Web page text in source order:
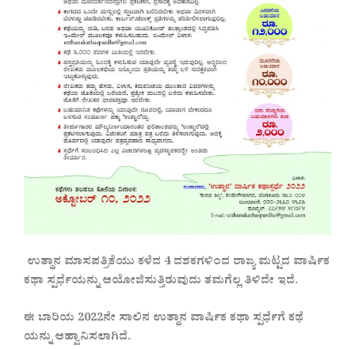
ಉತ್ಥಾನ ಮಾಸಪತ್ರಿಕೆಯು ಕಳೆದ 4 ದಶಕಗಳಿಂದ ರಾಜ್ಯ ಮಟ್ಟದ ವಾರ್ಷಿಕ
ಕಥಾ ಸ್ಪರ್ಧೆಯನ್ನು ಆಯೋಜಿಸುತ್ತಿರುವುದು ತಮಗೆಲ್ಲ ತಿಳಿದೇ ಇದೆ.
ಈ ಬಾರಿಯ 2022ನೇ ಸಾಲಿನ ಉತ್ಥಾನ ವಾರ್ಷಿಕ ಕಥಾ ಸ್ಪರ್ಧೆಗೆ ಕಥೆ
ಯನ್ನು ಆಹ್ವಾನಿಸಲಾಗಿದೆ.